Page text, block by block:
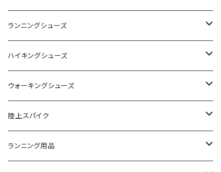
adidas（アディダス）
SAYSKY（セイスカイ）
NISHI（ニシ）
FOOTMAX（フットマックス）
SIDAS（シダス）
On
VIKING
asics
adidas
THE NORTH FACE
ランニングシューズ
On
adidas
asics
YONEX
ハイキングシューズ
On
VIKING
ウォーキングシューズ
YONEX
On
陸上スパイク
asics
ランニング用品